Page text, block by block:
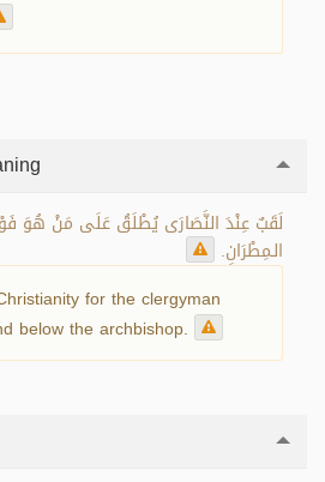
لَقَبٌ عِنْدَ النَّصَارَى يُطْلَقُ عَلَى مَنْ هُوَ
الـمِطْرَانِ.
for the clergyman
below the archbishop.